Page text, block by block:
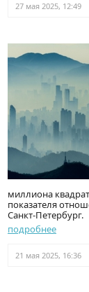
27 мая 2025, 12:49
миллиона
показателя
Санкт-Петербург.
подробнее
21 мая 2025, 16:36